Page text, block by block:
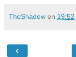
TheShadow en 19:52
‹